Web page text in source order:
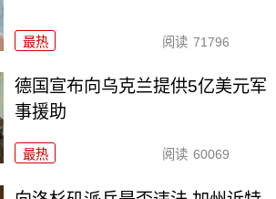
最热 阅读 71796
德国宣布向乌克兰提供5亿美元军
事援助
最热 阅读 60069